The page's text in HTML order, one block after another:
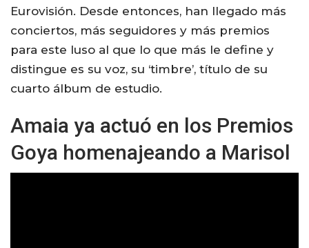
Eurovisión. Desde entonces, han llegado más
conciertos, más seguidores y más premios
para este luso al que lo que más le define y
distingue es su voz, su ‘timbre’, título de su
cuarto álbum de estudio.
Amaia ya actuó en los Premios
Goya homenajeando a Marisol